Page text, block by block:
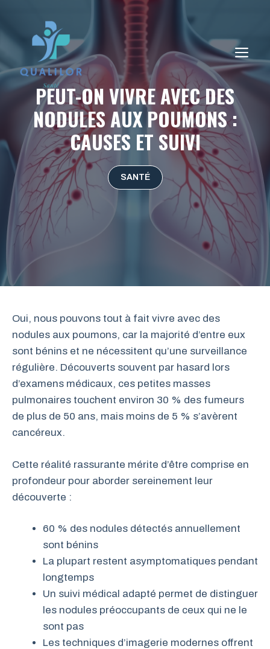
contenu
PEUT-ON VIVRE AVEC DES
NODULES AUX POUMONS :
CAUSES ET SUIVI
SANTÉ
Oui, nous pouvons tout à fait vivre avec des
nodules aux poumons, car la majorité d’entre eux
sont bénins et ne nécessitent qu’une surveillance
régulière. Découverts souvent par hasard lors
d’examens médicaux, ces petites masses
pulmonaires touchent environ 30 % des fumeurs
de plus de 50 ans, mais moins de 5 % s’avèrent
cancéreux.
Cette réalité rassurante mérite d’être comprise en
profondeur pour aborder sereinement leur
découverte :
60 % des nodules détectés annuellement
sont bénins
La plupart restent asymptomatiques pendant
longtemps
Un suivi médical adapté permet de distinguer
les nodules préoccupants de ceux qui ne le
sont pas
Les techniques d’imagerie modernes offrent